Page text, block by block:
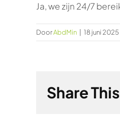
Ja, we zijn 24/7
DoorAbdMin 18 juni 2025
Share